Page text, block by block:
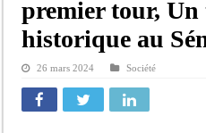
premier tour,
historique au
26 mars 2024 Société